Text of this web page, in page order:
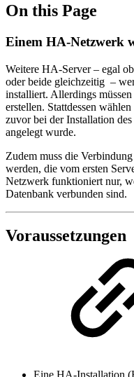
On this Page
Einem HA-Netzwerk
Weitere HA-Server – egal
oder beide gleichzeitig –
installiert. Allerdings
erstellen. Stattdessen
zuvor bei der Installation
angelegt wurde.
Zudem muss die
werden, die vom ersten
Netzwerk funktioniert nur,
Datenbank verbunden sind.
Voraussetzungen